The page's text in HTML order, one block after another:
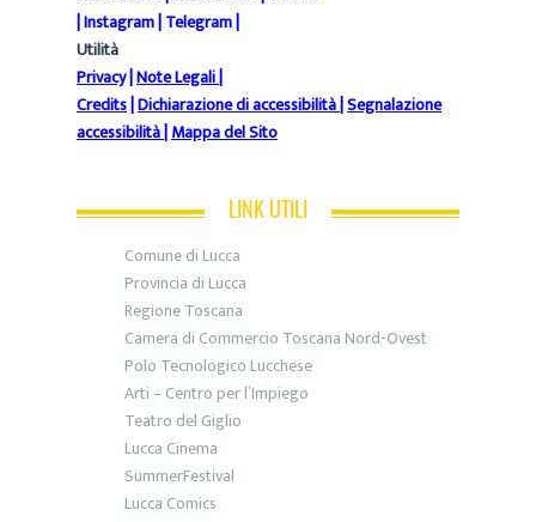
|Instagram|Telegram|
Utilità
Privacy|Note Legali|
Credits|Dichiarazione di accessibilità|Segnalazione
accessibilità|Mappa del Sito
LINK UTILI
Comune di Lucca
Provincia di Lucca
Regione Toscana
Camera di Commercio Toscana Nord-Ovest
Polo Tecnologico Lucchese
Arti – Centro per l’Impiego
Teatro del Giglio
Lucca Cinema
SummerFestival
Lucca Comics